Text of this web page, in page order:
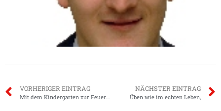
VORHERIGER EINTRAG
Mit dem Kindergarten zur Feuerwehr…
NÄCHSTER EINTRAG
Üben wie im echten Leben,